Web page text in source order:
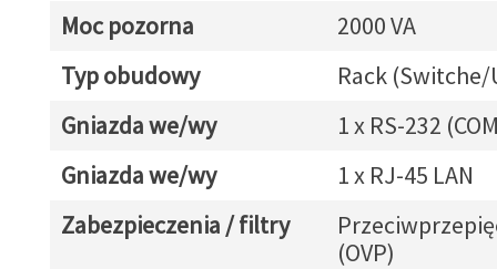
Moc pozorna
2000 VA
Typ obudowy
Rack (Switche/
Gniazda we/wy
1 x RS-232
Gniazda we/wy
1 x RJ-45 LAN
Zabezpieczenia / filtry
(OVP)